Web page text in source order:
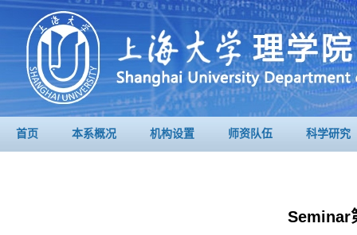
首页 本系概况 机构设置 师资队伍 科学研究
Seminar